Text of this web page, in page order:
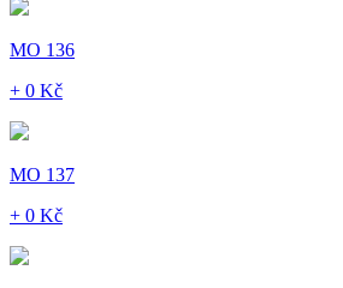
MO 136
+ 0 Kč
MO 137
+ 0 Kč